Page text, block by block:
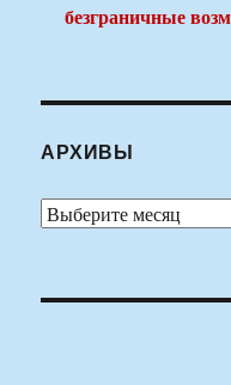
безграничные
АРХИВЫ
Архивы